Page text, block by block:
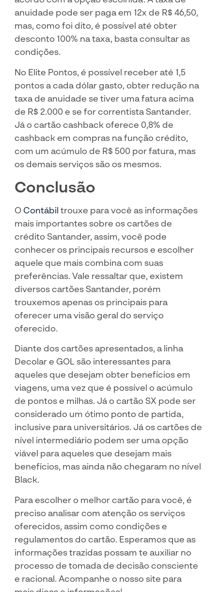
anuidade pode ser paga em 12x de R$ 46,50,
mas, como foi dito, é possível até obter
desconto 100% na taxa, basta consultar as
condições.
No Elite Pontos, é possível receber até 1,5
pontos a cada dólar gasto, obter redução na
taxa de anuidade se tiver uma fatura acima
de R$ 2.000 e se for correntista Santander.
Já o cartão cashback oferece 0,8% de
cashback em compras na função crédito,
com um acúmulo de R$ 500 por fatura, mas
os demais serviços são os mesmos.
Conclusão
O Contábil trouxe para você as informações
mais importantes sobre os cartões de
crédito Santander, assim, você pode
conhecer os principais recursos e escolher
aquele que mais combina com suas
preferências. Vale ressaltar que, existem
diversos cartões Santander, porém
trouxemos apenas os principais para
oferecer uma visão geral do serviço
oferecido.
Diante dos cartões apresentados, a linha
Decolar e GOL são interessantes para
aqueles que desejam obter benefícios em
viagens, uma vez que é possível o acúmulo
de pontos e milhas. Já o cartão SX pode ser
considerado um ótimo ponto de partida,
inclusive para universitários. Já os cartões de
nível intermediário podem ser uma opção
viável para aqueles que desejam mais
benefícios, mas ainda não chegaram no nível
Black.
Para escolher o melhor cartão para você, é
preciso analisar com atenção os serviços
oferecidos, assim como condições e
regulamentos do cartão. Esperamos que as
informações trazidas possam te auxiliar no
processo de tomada de decisão consciente
e racional. Acompanhe o nosso site para